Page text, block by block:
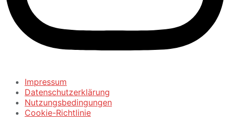
Impressum
Datenschutzerklärung
Nutzungsbedingungen
Cookie-Richtlinie